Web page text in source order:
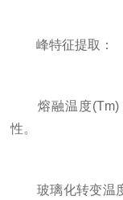
峰特征提取：
熔融温度(Tm)
性。
玻璃化转变温度